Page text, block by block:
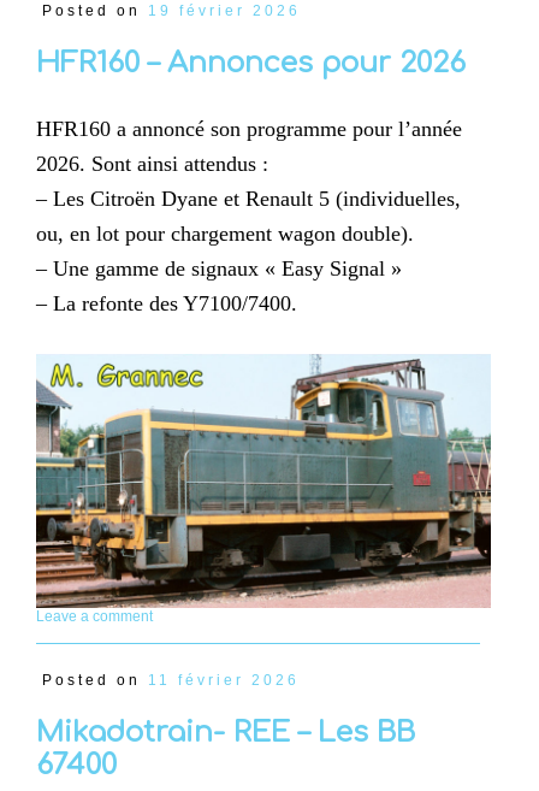
Posted on 19 février 2026
HFR160 – Annonces pour 2026
HFR160 a annoncé son programme pour l’année
2026. Sont ainsi attendus :
– Les Citroën Dyane et Renault 5 (individuelles,
ou, en lot pour chargement wagon double).
– Une gamme de signaux « Easy Signal »
– La refonte des Y7100/7400.
Leave a comment
Posted on 11 février 2026
Mikadotrain- REE – Les BB
67400